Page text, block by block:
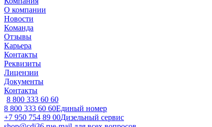
О компании
Новости
Команда
Отзывы
Карьера
Контакты
Реквизиты
Лицензии
Документы
Контакты
8 800 333 60 60
8 800 333 60 60Единый номер
+7 950 754 89 00Дизельный сервис